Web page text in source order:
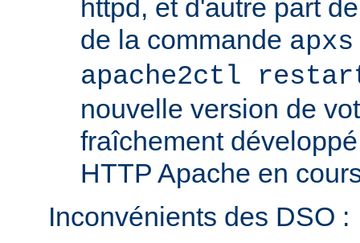
httpd, et d'autre part
de la commande
apache2ctl
nouvelle version de
fraîchement
HTTP Apache en
Inconvénients des DSO :